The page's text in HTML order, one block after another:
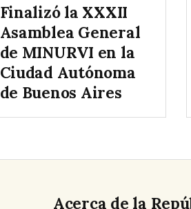
Finalizó la XXXII
Asamblea General
de MINURVI en la
Ciudad Autónoma
de Buenos Aires
Acerca de la